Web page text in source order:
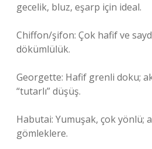
gecelik, bluz, eşarp için ideal.
Chiffon/şifon: Çok hafif ve
dökümlülük.
Georgette: Hafif grenli doku;
“tutarlı” düşüş.
Habutai: Yumuşak, çok yönlü;
gömleklere.